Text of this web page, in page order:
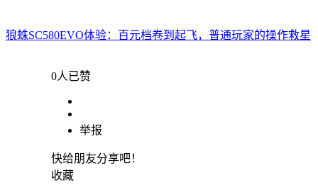
狼蛛SC580EVO体验：百元档卷到起飞，普通玩家的操作救星
0人已赞
举报
快给朋友分享吧！
收藏